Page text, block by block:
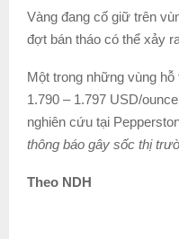
Vàng đang cố giữ trên
đợt bán tháo có thể xảy
Một trong những vùng
1.790 – 1.797 USD/
nghiên cứu tại
thông báo gây sốc thị
Theo NDH